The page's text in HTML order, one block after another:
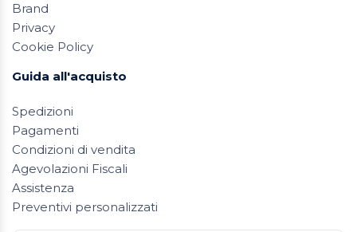
Brand
Privacy
Cookie Policy
Guida all'acquisto
Spedizioni
Pagamenti
Condizioni di vendita
Agevolazioni Fiscali
Assistenza
Preventivi personalizzati